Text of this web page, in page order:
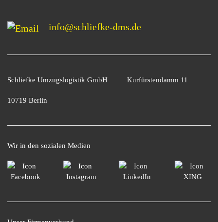
info@schliefke-dms.de
Schliefke Umzugslogistik GmbH Kurfürstendamm 11
10719 Berlin
Wir in den sozialen Medien